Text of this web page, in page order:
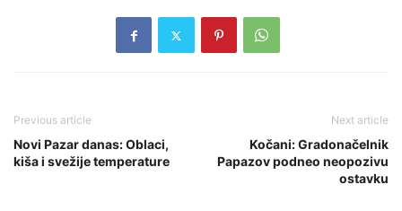
Previous article
Novi Pazar danas: Oblaci,
kiša i svežije temperature
Next article
Kočani: Gradonačelnik
Papazov podneo neopozivu
ostavku